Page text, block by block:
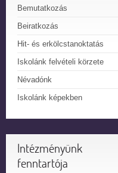
Bemutatkozás
Beiratkozás
Hit- és erkölcstanoktatás
Iskolánk felvételi körzete
Névadónk
Iskolánk képekben
Intézményünk
fenntartója